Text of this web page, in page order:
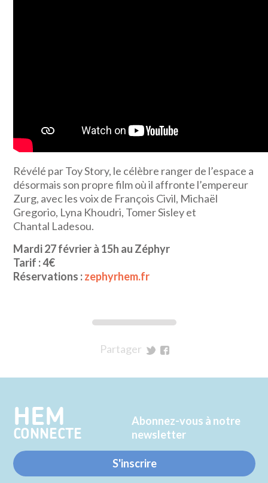
Révélé par Toy Story, le célèbre ranger de l’espace a
désormais son propre film où il affronte l’empereur
Zurg, avec les voix de François Civil, Michaël
Gregorio, Lyna Khoudri, Tomer Sisley et
Chantal Ladesou.
Mardi 27 février à 15h au Zéphyr
Tarif : 4€
Réservations :zephyrhem.fr
Partager
Twitter
Facebook
HEM
CONNECTE
Abonnez-vous à notre
newsletter
S'inscrire